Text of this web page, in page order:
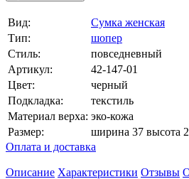
Вид:
Сумка женская
Тип:
шопер
Стиль:
повседневный
Артикул:
42-147-01
Цвет:
черный
Подкладка:
текстиль
Материал верха: эко-кожа
Размер:
ширина 37 высота
Оплата и доставка
Описание Характеристики Отзывы